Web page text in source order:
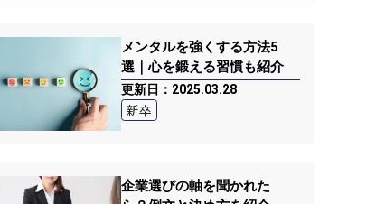
メンタルを強くする方法5
選｜心を鍛える習慣も紹介
更新日：2025.03.28
新卒
企業選びの軸を聞かれた